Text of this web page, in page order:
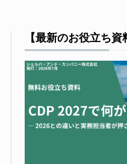
【最新のお役立ち資